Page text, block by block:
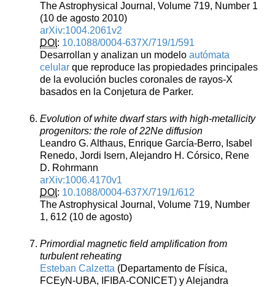
The Astrophysical Journal, Volume 719, Number 1
(10 de agosto 2010)
arXiv:1004.2061v2
DOI : 10.1088/0004-637X/719/1/591
Desarrollan y analizan un modelo autómata
celular que reproduce las propiedades principales
de la evolución bucles coronales de rayos-X
basados en la Conjetura de Parker.
Evolution of white dwarf stars with high-metallicity
progenitors: the role of 22Ne diffusion
Leandro G. Althaus, Enrique García-Berro, Isabel
Renedo, Jordi Isern, Alejandro H. Córsico, Rene
D. Rohrmann
arXiv:1006.4170v1
DOI : 10.1088/0004-637X/719/1/612
The Astrophysical Journal, Volume 719, Number
1, 612 (10 de agosto)
Primordial magnetic field amplification from
turbulent reheating
Esteban Calzetta (Departamento de Física,
FCEyN-UBA, IFIBA-CONICET) y Alejandra